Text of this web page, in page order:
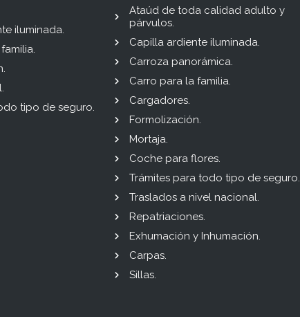
iluminada.
tipo de seguro.
Ataúd de toda calidad adulto y
párvulos.
Capilla ardiente iluminada.
Carroza panorámica.
Carro para la familia.
Cargadores.
Formolización.
Mortaja.
Coche para flores.
Trámites para todo tipo de seguro.
Traslados a nivel nacional.
Repatriaciones.
Exhumación y Inhumación.
Carpas.
Sillas.